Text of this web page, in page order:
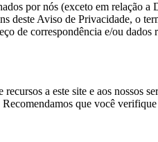
por nós (exceto em relação a
Aviso de Privacidade, o
de correspondência e/ou dados
a este site e aos nossos
que você